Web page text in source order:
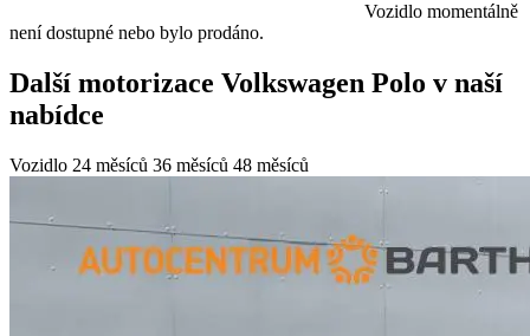
Vozidlo momentálně
není dostupné nebo bylo prodáno.
Další motorizace Volkswagen Polo v naší
nabídce
Vozidlo 24 měsíců 36 měsíců 48 měsíců